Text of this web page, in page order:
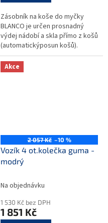
Zásobník na koše do myčky
BLANCO je určen prosnadný
výdej nádobí a skla přímo z košů
(automatickýposun košů).
Celonerezové provedení se
čtyřmi otočnýmikolečky
(dvakrát brzděná)....
Akce
2 057 Kč –10 %
Vozík 4 ot.kolečka guma -
modrý
Na objednávku
1 530 Kč bez DPH
1 851 Kč